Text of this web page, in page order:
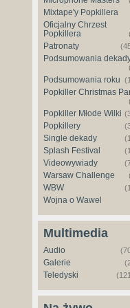
Mixtape'y Popkillera
Oficjalny Chrzest
Popkillera
Patronaty
Podsumowania
Podsumowania roku
Popkiller Christmas
Popkiller Młode Wilki
Popkillery
Single dekady
Splash Festival
Videowywiady
Warsaw Challenge
WBW
Wojna o Wawel
Multimedia
Audio
Galerie
Teledyski